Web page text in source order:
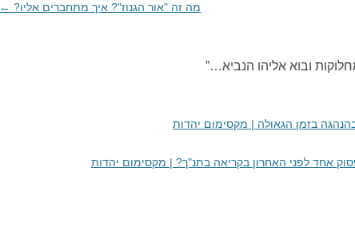
מה זה "אור הגנוז"? איך מתחברים אליו? ←
ובוא אליהו הנביא…”
בזמן הגאולה | מקסימום יהדות
אחד לפני האחרון בקריאה בתנ"ך? | מקסימום יהדות